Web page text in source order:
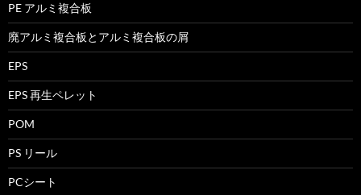
PE アルミ複合板
廃アルミ複合板とアルミ複合板の屑
EPS
EPS 再生ペレット
POM
PS リール
PCシート